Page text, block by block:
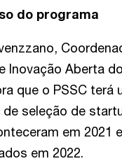
do programa
Inovação Aberta
que o PSSC terá
seleção de
em 2021
em 2022.